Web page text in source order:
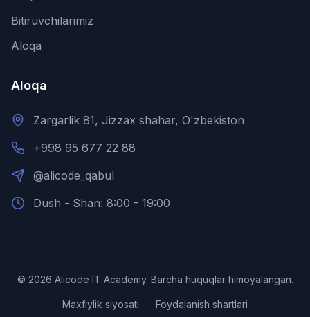
Bitiruvchilarimiz
Aloqa
Aloqa
Zargarlik 81, Jizzax shahar, O'zbekiston
+998 95 677 22 88
@alicode_qabul
Dush - Shan: 8:00 - 19:00
© 2026 Alicode IT Academy. Barcha huquqlar himoyalangan.
Maxfiylik siyosati Foydalanish shartlari